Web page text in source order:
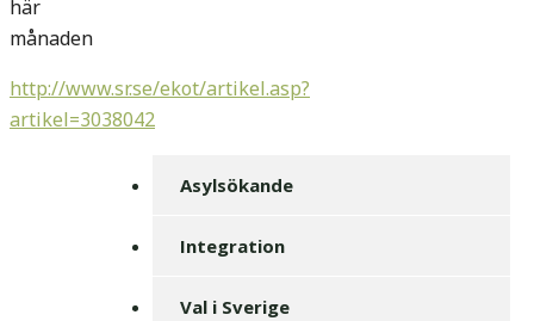
månaden
http://www.sr.se/ekot/artikel.asp?
artikel=3038042
Asylsökande
Integration
Val i Sverige